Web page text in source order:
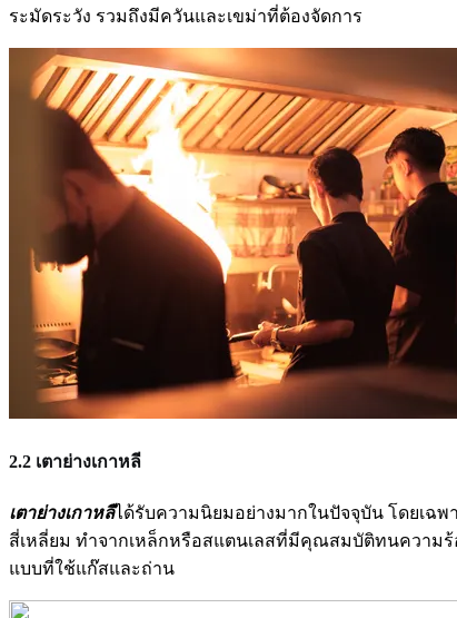
ระมัดระวัง รวมถึงมีควันและเขม่าที่ต้องจัดการ
2.2 เตาย่างเกาหลี
เตาย่างเกาหลีได้รับความนิยมอย่างมากในปัจจุบัน โดยเฉพ
สี่เหลี่ยม ทำจากเหล็กหรือสแตนเลสที่มีคุณสมบัติทนความ
แบบที่ใช้แก๊สและถ่าน